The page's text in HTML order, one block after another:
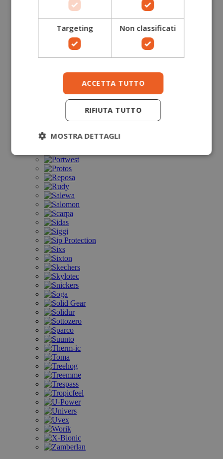
Targeting Non classificati
ACCETTA TUTTO
RIFIUTA TUTTO
MOSTRA DETTAGLI